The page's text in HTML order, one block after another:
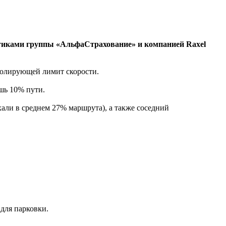
группы «АльфаСтрахование» и компанией Raxel
лимит скорости.
10% пути.
в среднем 27% маршрута), а также соседний
парковки.